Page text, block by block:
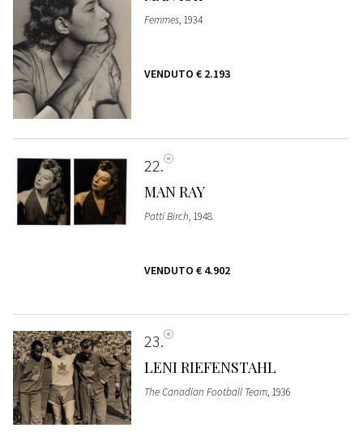
Femmes, 1934
VENDUTO € 2.193
22
MAN RAY
Patti Birch, 1948
VENDUTO € 4.902
23
LENI RIEFENSTAHL
The Canadian Football Team, 1936